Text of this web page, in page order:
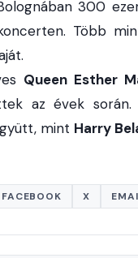
300
Több
Queen Esther
az évek során.
mint Harry
FACEBOOK X